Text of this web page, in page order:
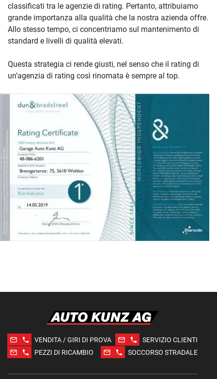
classificati tra le agenzie di rating. Pertanto, attribuiamo
grande importanza alla qualità che la nostra azienda offre.
Allo stesso tempo, ci concentriamo sul mantenimento di
standard e livelli di qualità elevati.
Questa strategia ci rende giusti, nel senso che il rating di
un’agenzia di rating così rinomata è sempre al top.
mail_outline phone VENDITA / GIRI DI PROVA mail_outline phone
SERVIZIO CLIENTI
mail_outline
phone PEZZI DI RICAMBIO mail_outline phone SOCCORSO STRADALE